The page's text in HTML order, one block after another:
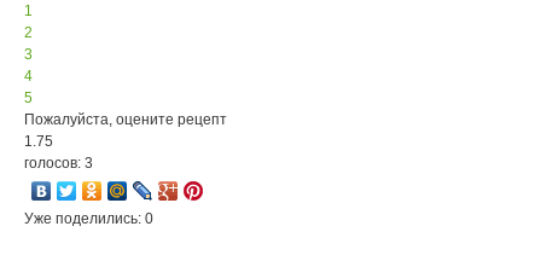
1
2
3
4
5
Пожалуйста, оцените рецепт
1.75
голосов: 3
Уже поделились: 0